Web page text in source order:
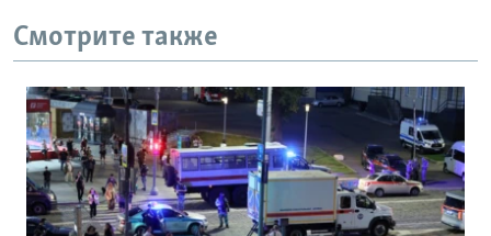
Смотрите также